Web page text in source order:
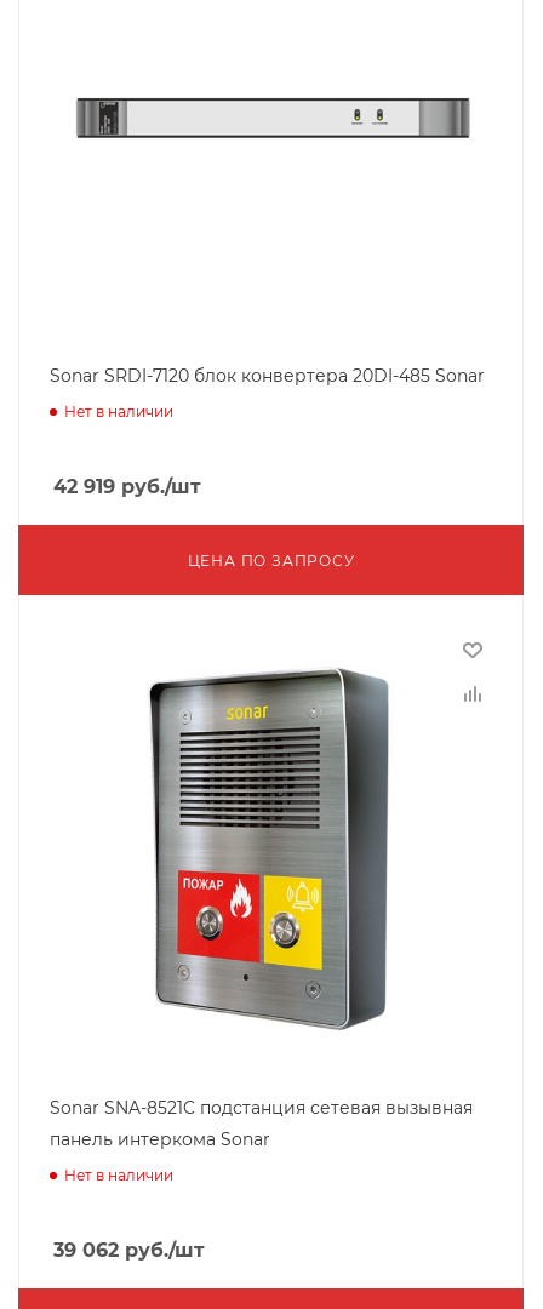
Sonar SRDI-7120 блок конвертера 20DI-485 Sonar
Нет в наличии
42 919 руб./шт
ЦЕНА ПО ЗАПРОСУ
Sonar SNA-8521C подстанция сетевая вызывная
панель интеркома Sonar
Нет в наличии
39 062 руб./шт